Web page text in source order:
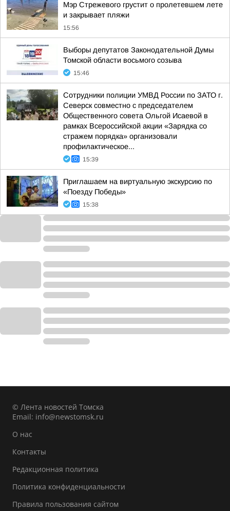
Мэр Стрежевого грустит о пролетевшем лете
и закрывает пляжи
15:56
Выборы депутатов Законодательной Думы
Томской области восьмого созыва
15:46
Сотрудники полиции УМВД России по ЗАТО г.
Северск совместно с председателем
Общественного совета Ольгой Исаевой в
рамках Всероссийской акции «Зарядка со
стражем порядка» организовали
профилактическое...
15:39
Приглашаем на виртуальную экскурсию по
«Поезду Победы»
15:38
© Лента новостей Томска
Email: info@newstomsk.ru
О нас
Контакты
Редакционная политика
Политика конфиденциальности
Правила пользования сайтом